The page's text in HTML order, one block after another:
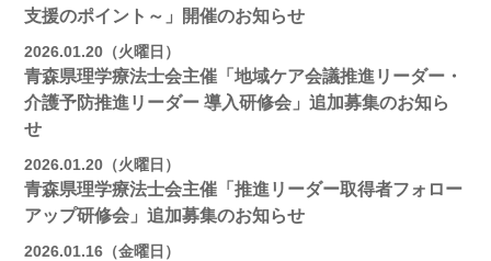
支援のポイント～」開催のお知らせ
2026.01.20（火曜日）
青森県理学療法士会主催「地域ケア会議推進リーダー・
介護予防推進リーダー 導入研修会」追加募集のお知ら
せ
2026.01.20（火曜日）
青森県理学療法士会主催「推進リーダー取得者フォロー
アップ研修会」追加募集のお知らせ
2026.01.16（金曜日）